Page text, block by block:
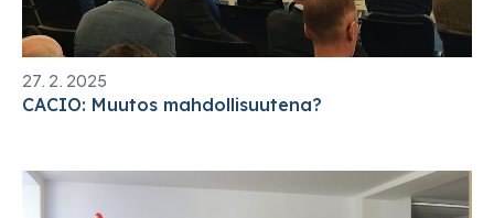
27. 2. 2025
CACIO: Muutos mahdollisuutena?